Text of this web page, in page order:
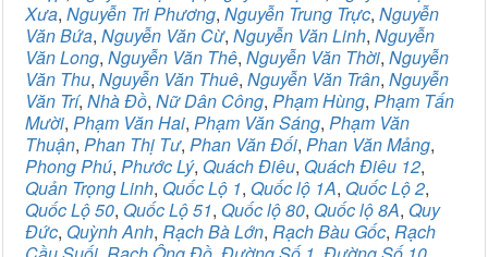
Xưa, Nguyễn Tri Phương, Nguyễn Trung Trực, Nguyễn
Văn Bứa, Nguyễn Văn Cừ, Nguyễn Văn Linh, Nguyễn
Văn Long, Nguyễn Văn Thê, Nguyễn Văn Thời, Nguyễn
Văn Thu, Nguyễn Văn Thuê, Nguyễn Văn Trân, Nguyễn
Văn Trí, Nhà Đồ, Nữ Dân Công, Phạm Hùng, Phạm Tấn
Mười, Phạm Văn Hai, Phạm Văn Sáng, Phạm Văn
Thuận, Phan Thị Tư, Phan Văn Đối, Phan Văn Mảng,
Phong Phú, Phước Lý, Quách Điêu, Quách Điêu 12,
Quản Trọng Linh, Quốc Lộ 1, Quốc lộ 1A, Quốc Lộ 2,
Quốc Lộ 50, Quốc Lộ 51, Quốc lộ 80, Quốc lộ 8A, Quy
Đức, Quỳnh Anh, Rạch Bà Lớn, Rạch Bàu Gốc, Rạch